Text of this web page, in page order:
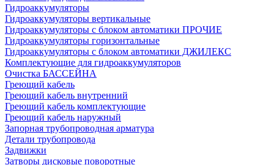
Гидроаккумуляторы
Гидроаккумуляторы вертикальные
Гидроаккумуляторы с блоком автоматики ПРОЧИЕ
Гидроаккумуляторы горизонтальные
Гидроаккумуляторы с блоком автоматики ДЖИЛЕКС
Комплектующие для гидроаккумуляторов
Очистка БАССЕЙНА
Греющий кабель
Греющий кабель внутренний
Греющий кабель комплектующие
Греющий кабель наружный
Запорная трубопроводная арматура
Детали трубопровода
Задвижки
Затворы дисковые поворотные